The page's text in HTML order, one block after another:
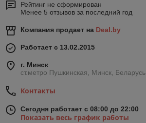
Рейтинг не сформирован
Менее 5 отзывов за последний год
Компания продает на Deal.by
Работает с 13.02.2015
г. Минск
ст.метро Пушкинская, Минск, Беларусь
Контакты
Сегодня работает с 08:00 до 22:00
Показать весь график работы